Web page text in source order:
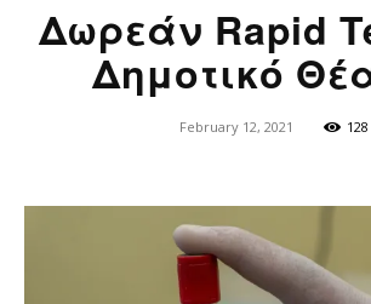
Δωρεάν Rapid
Δημοτικό
February 12, 2021 128